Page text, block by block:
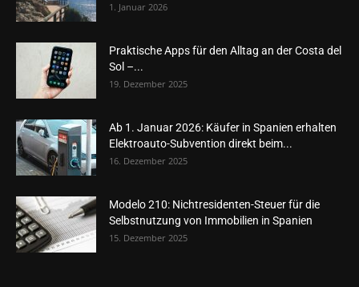
1. Januar 2026
Praktische Apps für den Alltag an der Costa del
Sol –...
19. Dezember 2025
Ab 1. Januar 2026: Käufer in Spanien erhalten
Elektroauto-Subvention direkt beim...
16. Dezember 2025
Modelo 210: Nichtresidenten-Steuer für die
Selbstnutzung von Immobilien in Spanien
15. Dezember 2025